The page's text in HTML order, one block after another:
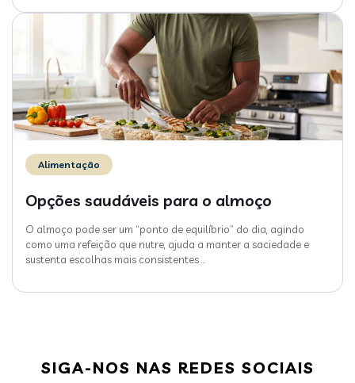
Alimentação
Opções saudáveis para o almoço
O almoço pode ser um “ponto de equilíbrio” do dia, agindo
como uma refeição que nutre, ajuda a manter a saciedade e
sustenta escolhas mais consistentes
SIGA-NOS NAS REDES SOCIAIS